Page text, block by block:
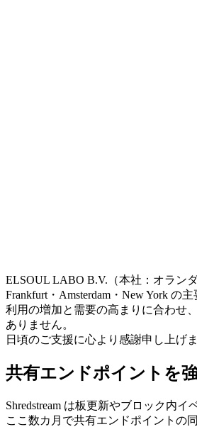
ELSOUL LABO B.V.（本社：オラン
Frankfurt・Amsterdam・New York
利用の増加と需要の高まりに合わせ
ありません。
日頃のご支援に心より感謝申し上げま
共有エンドポイントを
Shredstream は板更新やブロック内
ここ数カ月で共有エンドポイントの